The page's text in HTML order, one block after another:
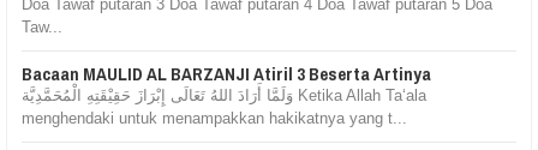
Doa Tawaf putaran 3 Doa Tawaf putaran 4 Doa Tawaf putaran 5 Doa
Taw...
Bacaan MAULID AL BARZANJI Atiril 3 Beserta Artinya
وَلَمَّا أَرَادَ اللهُ تَعَالَى إِبْرَازَ حَقِيْقَتِهِ الْمُحَمَّدِيَّة Ketika Allah Ta‘ala
menghendaki untuk menampakkan hakikatnya yang t...